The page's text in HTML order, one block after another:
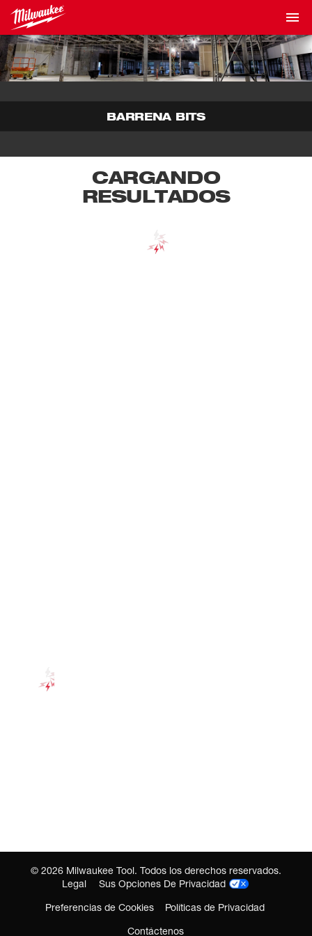
BARRENA BITS
CARGANDO
RESULTADOS
© 2026 Milwaukee Tool. Todos los derechos reservados.
Legal
Sus Opciones De Privacidad
Preferencias de Cookies
Políticas de Privacidad
Contáctenos